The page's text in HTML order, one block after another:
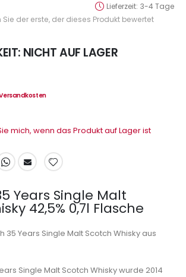
Lieferzeit 3-4 Tage
Sie der erste, der dieses Produkt bewertet
NICHT AUF LAGER
mich, wenn das Produkt auf Lager ist
Years Single Malt
42,5% 0,7l Flasche
35 Years Single Malt Scotch Whisky aus
Single Malt Scotch Whisky wurde 2014